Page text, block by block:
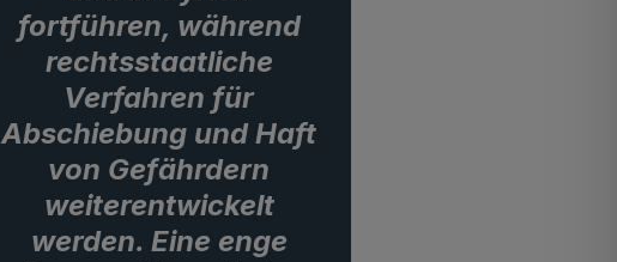
fortführen, während
rechtsstaatliche
Verfahren für
Abschiebung und Haft
von Gefährdern
weiterentwickelt
werden. Eine enge